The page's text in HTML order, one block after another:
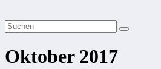
Oktober 2017